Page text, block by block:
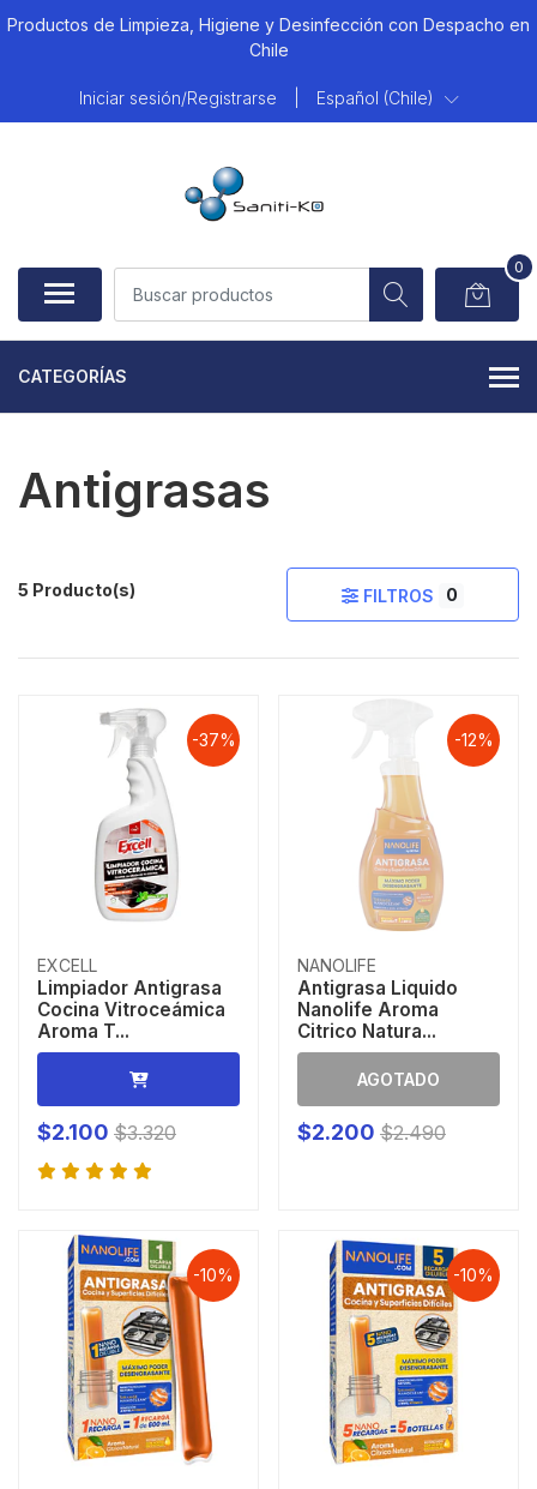
Productos de Limpieza, Higiene y Desinfección con Despacho en
Chile
Iniciar sesión/Registrarse Español (Chile)
0
CATEGORÍAS
Antigrasas
5 Producto(s) FILTROS 0
-37%
EXCELL
Limpiador Antigrasa
Cocina Vitroceámica
Aroma T...
$2.100 $3.320
-12%
NANOLIFE
Antigrasa Liquido
Nanolife Aroma
Citrico Natura...
AGOTADO
$2.200 $2.490
-10% -10%